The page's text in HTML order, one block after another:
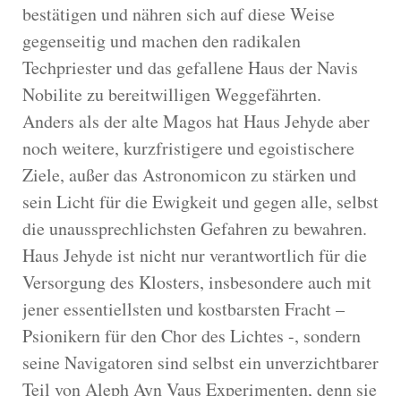
bestätigen und nähren sich auf diese Weise
gegenseitig und machen den radikalen
Techpriester und das gefallene Haus der Navis
Nobilite zu bereitwilligen Weggefährten.
Anders als der alte Magos hat Haus Jehyde aber
noch weitere, kurzfristigere und egoistischere
Ziele, außer das Astronomicon zu stärken und
sein Licht für die Ewigkeit und gegen alle, selbst
die unaussprechlichsten Gefahren zu bewahren.
Haus Jehyde ist nicht nur verantwortlich für die
Versorgung des Klosters, insbesondere auch mit
jener essentiellsten und kostbarsten Fracht –
Psionikern für den Chor des Lichtes -, sondern
seine Navigatoren sind selbst ein unverzichtbarer
Teil von Aleph Ayn Vaus Experimenten, denn sie